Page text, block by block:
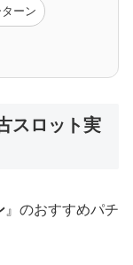
ーン
スロット実
』のおすすめパチ